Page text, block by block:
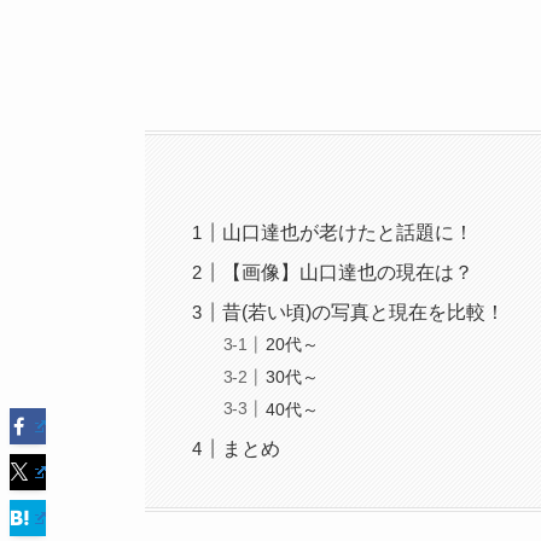
山口達也が老けたと話題に！
【画像】山口達也の現在は？
昔(若い頃)の写真と現在を比較！
20代～
30代～
40代～
まとめ